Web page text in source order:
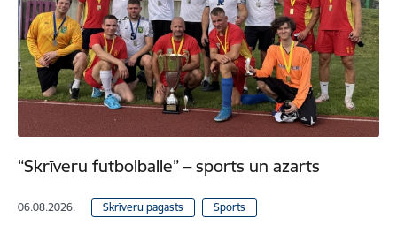
“Skrīveru futbolballe” – sports un azarts
06.08.2026. Skrīveru pagasts Sports